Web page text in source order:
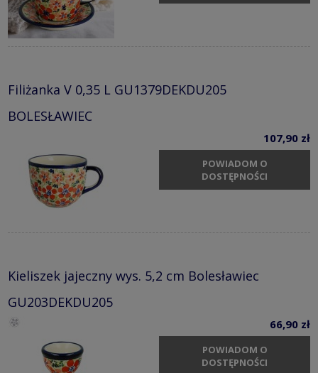
Filiżanka V 0,35 L GU1379DEKDU205
BOLESŁAWIEC
107,90 zł
POWIADOM O
DOSTĘPNOŚCI
Kieliszek jajeczny wys. 5,2 cm Bolesławiec
GU203DEKDU205
66,90 zł
POWIADOM O
DOSTĘPNOŚCI